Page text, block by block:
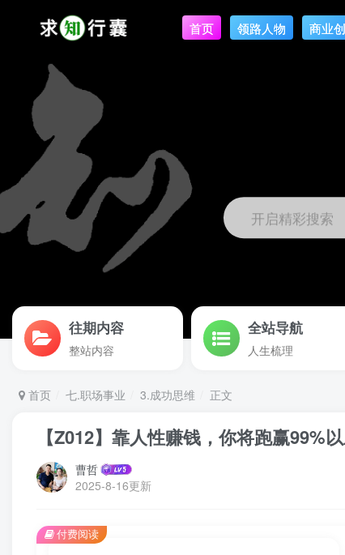
首页 领路人物 商业
开启精彩搜索
往期内容
整站内容
全站导航
人生梳理
首页 七.职场事业 3.成功思维 正文
【Z012】靠人性赚钱，你将跑赢99%
曹哲
2025-8-16更新
付费阅读